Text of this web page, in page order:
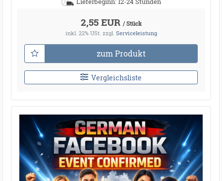
2,55 EUR / Stück
inkl. 22% USt. zzgl. Serviceleistung
zum Produkt
Vergleichsliste